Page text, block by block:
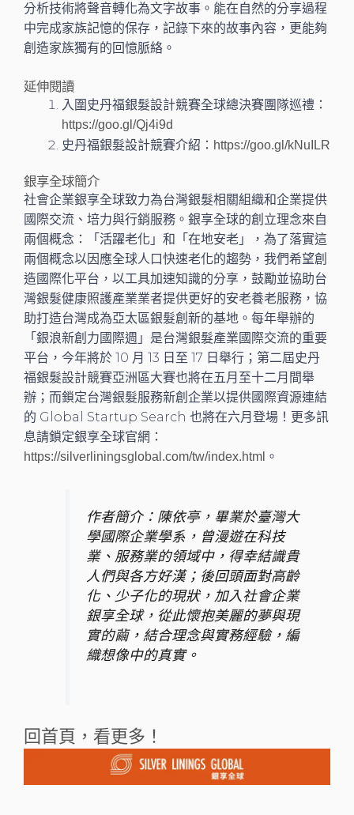
分析技術將聲音轉化為文字故事。能在自然的分享過程
中完成家族記憶的保存，記錄下來的故事內容，更能夠
創造家族獨有的回憶脈絡。
延伸閱讀
入圍史丹福銀髮設計競賽全球總決賽團隊巡禮：
https://goo.gl/Qj4i9d
史丹福銀髮設計競賽介紹： https://goo.gl/kNuILR
銀享全球簡介
社會企業銀享全球致力為台灣銀髮相關組織和企業提供
國際交流、培力與行銷服務。銀享全球的創立理念來自
兩個概念：「活躍老化」和「在地安老」，為了落實這
兩個概念以因應全球人口快速老化的趨勢，我們希望創
造國際化平台，以工具加速知識的分享，鼓勵並協助台
灣銀髮健康照護產業業者提供更好的安老養老服務，協
助打造台灣成為亞太區銀髮創新的基地。每年舉辦的
「銀浪新創力國際週」是台灣銀髮產業國際交流的重要
平台，今年將於 10 月 13 日至 17 日舉行；第二屆史丹
福銀髮設計競賽亞洲區大賽也將在五月至十二月間舉
辦；而鎖定台灣銀髮服務新創企業以提供國際資源連結
的 Global Startup Search 也將在六月登場！更多訊
息請鎖定銀享全球官網：
https://silverliningsglobal.com/tw/index.html 。
作者簡介：陳依亭，畢業於臺灣大
學國際企業學系，曾漫遊在科技
業、服務業的領域中，得幸結識貴
人們與各方好漢；後回頭面對高齡
化、少子化的現狀，加入社會企業
銀享全球，從此懷抱美麗的夢與現
實的繭，結合理念與實務經驗，編
織想像中的真實。
回首頁，看更多！